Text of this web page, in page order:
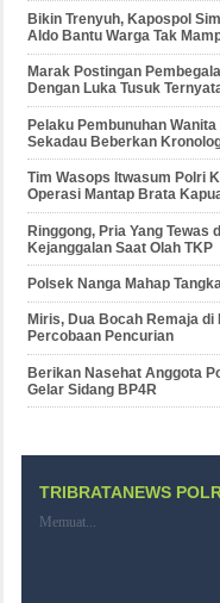
Bikin Trenyuh, Kapospol
Aldo Bantu Warga Tak
Marak Postingan
Dengan Luka Tusuk
Pelaku Pembunuhan
Sekadau Beberkan
Tim Wasops Itwasum Polri
Operasi Mantap Brata
Ringgong, Pria Yang Tewas
Kejanggalan Saat Olah TKP
Polsek Nanga Mahap
Miris, Dua Bocah Remaja
Percobaan Pencurian
Berikan Nasehat Anggota
Gelar Sidang BP4R
TRIBRATANEWS
Memuat...